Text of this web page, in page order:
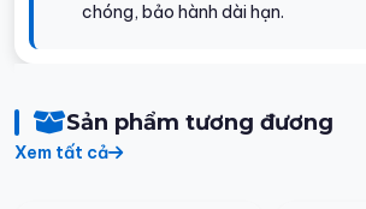
chóng, bảo hành dài hạn.
Sản phẩm tương đương
Xem tất cả